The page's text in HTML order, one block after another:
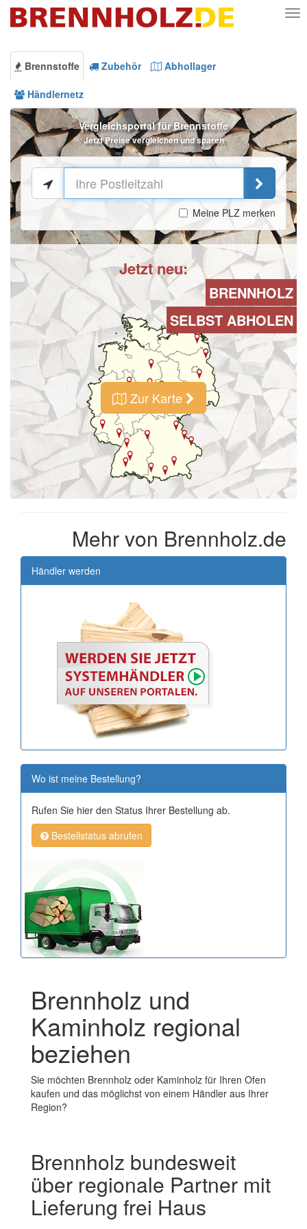
Brennstoffe Zubehör Abhollager
Händlernetz
Vergleichsportal für Brennstoffe
Jetzt Preise vergleichen und sparen
Meine PLZ merken
Jetzt neu:
BRENNHOLZ
SELBST ABHOLEN
Zur Karte
Mehr von Brennholz.de
Händler werden
Wo ist meine Bestellung?
Rufen Sie hier den Status Ihrer Bestellung ab.
Bestellstatus abrufen
Brennholz und
Kaminholz regional
beziehen
Sie möchten Brennholz oder Kaminholz für Ihren Ofen
kaufen und das möglichst von einem Händler aus Ihrer
Region?
Brennholz bundesweit
über regionale Partner mit
Lieferung frei Haus